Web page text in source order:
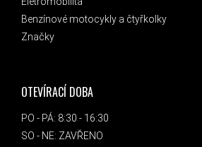
Benzínové motocykly a čtyřkolky
Značky
OTEVÍRACÍ DOBA
PO - PÁ: 8:30 - 16:30
SO - NE: ZAVŘENO